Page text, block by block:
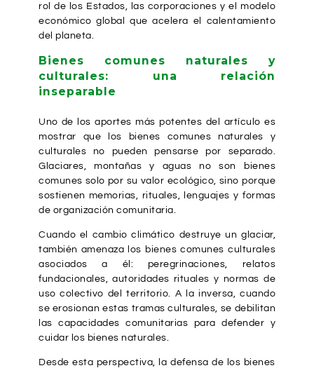
rol de los Estados, las corporaciones y el modelo
económico global que acelera el calentamiento
del planeta.
Bienes comunes naturales y
culturales: una relación
inseparable
Uno de los aportes más potentes del artículo es
mostrar que los bienes comunes naturales y
culturales no pueden pensarse por separado.
Glaciares, montañas y aguas no son bienes
comunes solo por su valor ecológico, sino porque
sostienen memorias, rituales, lenguajes y formas
de organización comunitaria.
Cuando el cambio climático destruye un glaciar,
también amenaza los bienes comunes culturales
asociados a él: peregrinaciones, relatos
fundacionales, autoridades rituales y normas de
uso colectivo del territorio. A la inversa, cuando
se erosionan estas tramas culturales, se debilitan
las capacidades comunitarias para defender y
cuidar los bienes naturales.
Desde esta perspectiva, la defensa de los bienes